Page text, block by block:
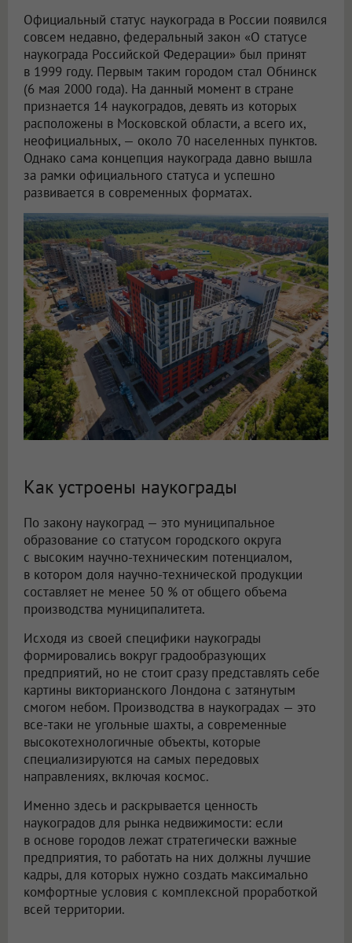
Официальный статус наукограда в России появился
совсем недавно, федеральный закон «О статусе
наукограда Российской Федерации» был принят
в 1999 году. Первым таким городом стал Обнинск
(6 мая 2000 года). На данный момент в стране
признается 14 наукоградов, девять из которых
расположены в Московской области, а всего их,
неофициальных, — около 70 населенных пунктов.
Однако сама концепция наукограда давно вышла
за рамки официального статуса и успешно
развивается в современных форматах.
Как устроены наукограды
По закону наукоград — это муниципальное
образование со статусом городского округа
с высоким научно-техническим потенциалом,
в котором доля научно-технической продукции
составляет не менее 50 % от общего объема
производства муниципалитета.
Исходя из своей специфики наукограды
формировались вокруг градообразующих
предприятий, но не стоит сразу представлять себе
картины викторианского Лондона с затянутым
смогом небом. Производства в наукоградах — это
все-таки не угольные шахты, а современные
высокотехнологичные объекты, которые
специализируются на самых передовых
направлениях, включая космос.
Именно здесь и раскрывается ценность
наукоградов для рынка недвижимости: если
в основе городов лежат стратегически важные
предприятия, то работать на них должны лучшие
кадры, для которых нужно создать максимально
комфортные условия с комплексной проработкой
всей территории.